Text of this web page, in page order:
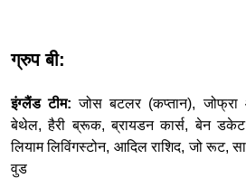
ग्रुप बी:
इंग्लैंड टीम: जोस बटलर (कप्तान),
बेथेल, हैरी ब्रूक, ब्रायडन कार्स, बेन
लियाम लिविंगस्टोन, आदिल राशिद, जो रूट,
वुड